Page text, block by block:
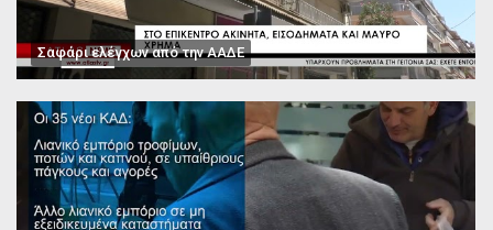
Σαφάρι ελέγχων από την ΑΑΔΕ